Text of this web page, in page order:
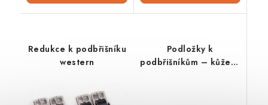
Redukce k podbřišníku
western
Podložky k
podbřišníkům – kůže &